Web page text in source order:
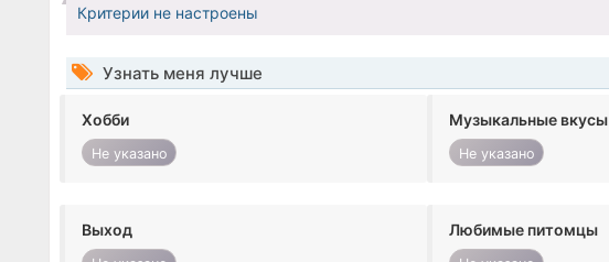
Критерии не настроены
Узнать меня лучше
Хобби
Не указано
Музыкальные вкусы
Не указано
Выход Любимые питомцы